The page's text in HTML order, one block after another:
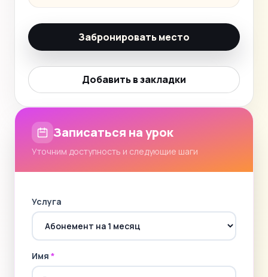
Забронировать место
Добавить в закладки
Записаться на урок
Уточним доступность и следующие шаги
Услуга
Имя *